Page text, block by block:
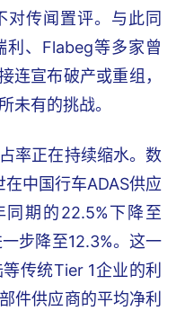
对传闻置评。与此同
利、Flabeg等多家曾
连宣布破产或重组，
未有的挑战。
率正在持续缩水。数
中国行车ADAS供应
期的22.5%下降至
步降至12.3%。这一
传统Tier 1企业的利
件供应商的平均净利